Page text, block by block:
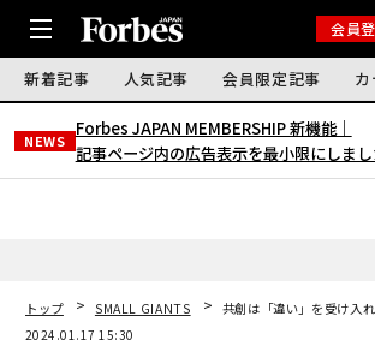
会員
新着記事 人気記事 会員限定記事 カ
NEWS
Forbes JAPAN MEMBERSHIP 新機能｜
記事ページ内の広告表示を最小限にしま
トップ SMALL GIANTS
共創は「違い」を受け入
2024.01.17 15:30